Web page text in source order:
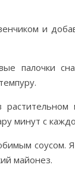
и
палочки
минут с
соусом.
майонез.